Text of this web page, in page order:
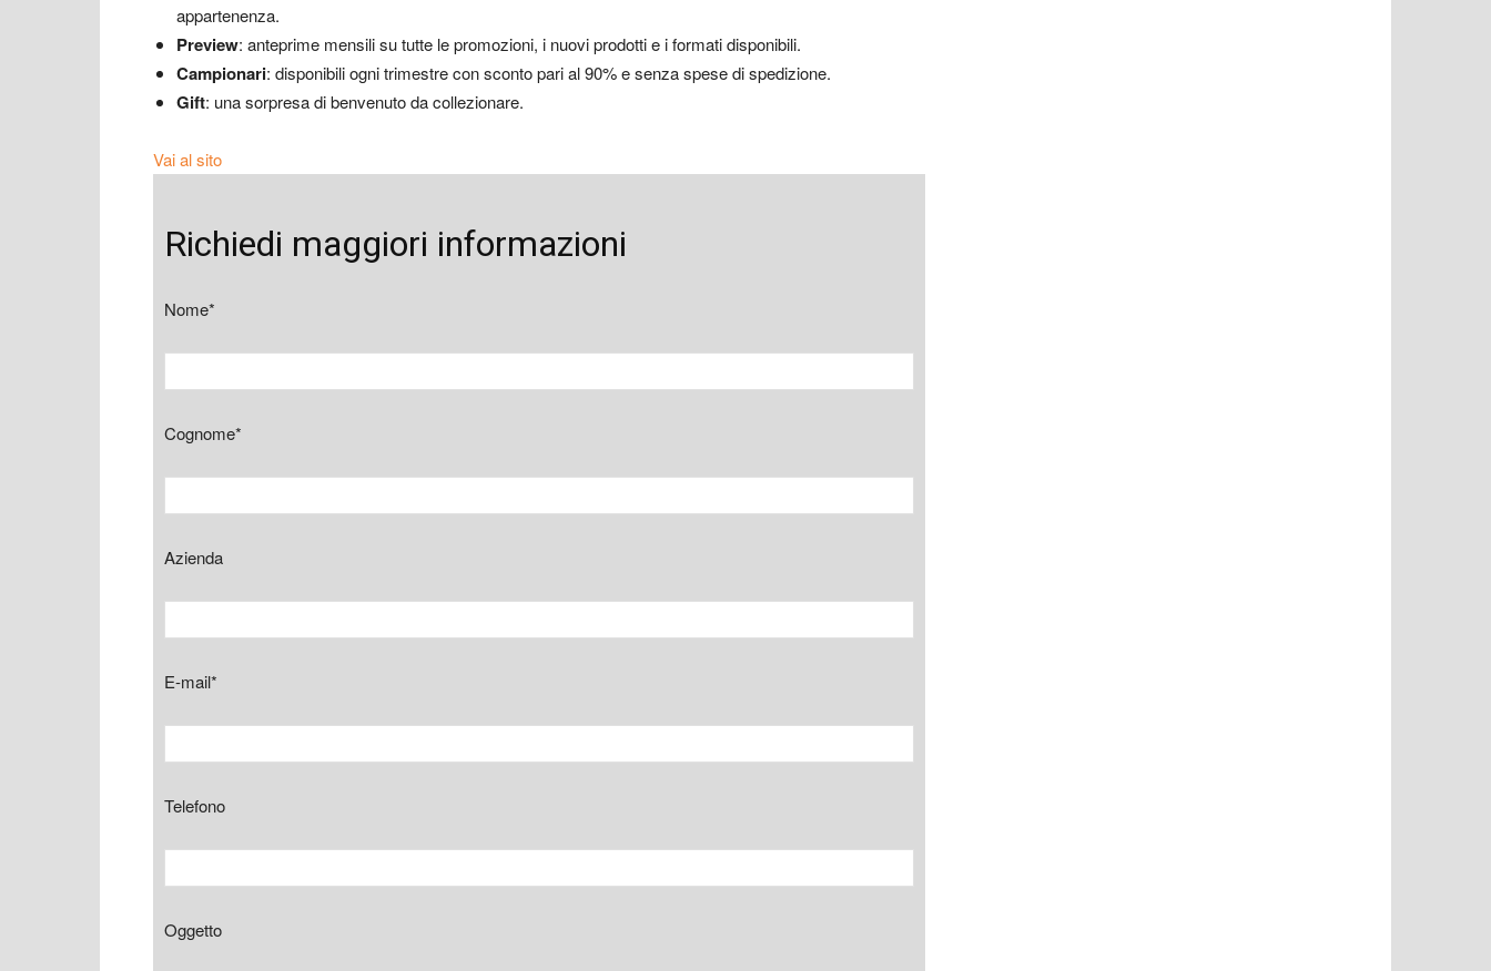
appartenenza.
Preview: anteprime mensili su tutte le promozioni, i nuovi prodotti e i formati disponibili.
Campionari: disponibili ogni trimestre con sconto pari al 90% e senza spese di spedizione.
Gift: una sorpresa di benvenuto da collezionare.
Vai al sito
Richiedi maggiori informazioni
Nome*
Cognome*
Azienda
E-mail*
Telefono
Oggetto